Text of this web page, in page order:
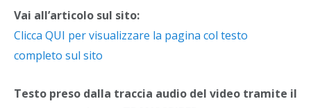
Vai all’articolo sul sito:
Clicca QUI per visualizzare la pagina col testo
completo sul sito
Testo preso dalla traccia audio del video tramite il